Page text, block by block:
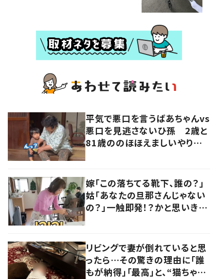
平気で悪口を言うばあちゃんvs
悪口を見逃さないひ孫 2歳と
81歳ののほほえましいやり取り
嫁「この落ちてる靴下、誰の？」
姑「あなたの旦那さんじゃない
の？」一触即発！？かと思いき
リビングで妻が倒れていると思
ったら…その驚きの理由に「誰
もが納得」「最高」と、“猫ちゃん